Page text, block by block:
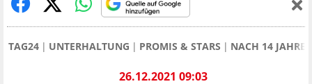
TAG24 UNTERHALTUNG PROMIS & STARS NACH 14
26.12.2021 09:03